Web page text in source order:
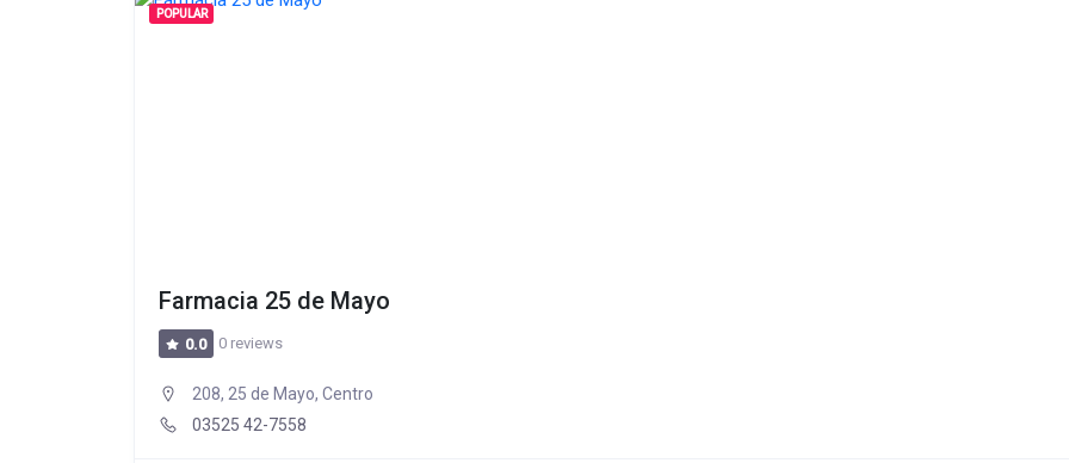
POPULAR
Farmacia 25 de Mayo
0.0 0 reviews
208, 25 de Mayo, Centro
03525 42-7558